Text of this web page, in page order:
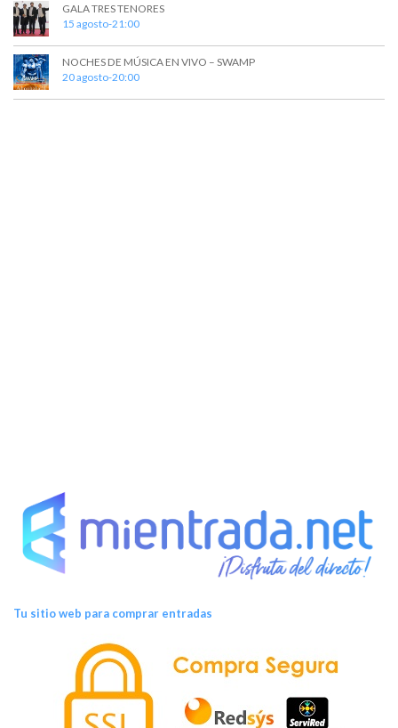
GALA TRES TENORES
15 agosto-21:00
NOCHES DE MÚSICA EN VIVO – SWAMP
20 agosto-20:00
Tu sitio web para comprar entradas